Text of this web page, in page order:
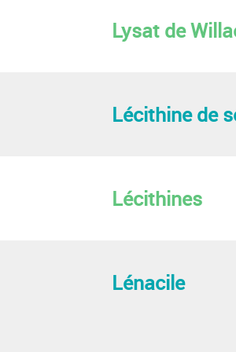
Lysat de
Lécithine de
Lécithines
Lénacile